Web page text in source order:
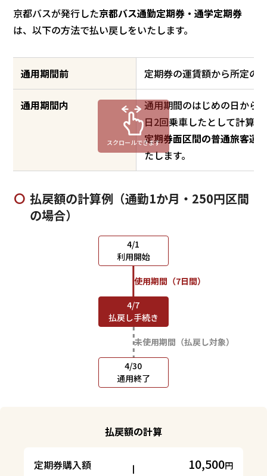
京都バスが発行した京都バス通勤定期券・通学定期券
は、以下の方法で払い戻しをいたします。
通用期間前 定期券の運賃額から所定の
通用期間内
通用期間のはじめの日から
日2回乗車したとして計算
定期券面区間の普通旅客
たします。
スクロールできます
払戻額の計算例（通勤1か月・250円区間
の場合）
4/1
利用開始
使用期間（7日間）
4/7
払戻し手続き
未使用期間（払戻し対象）
4/30
通用終了
払戻額の計算
定期券購入額 10,500円